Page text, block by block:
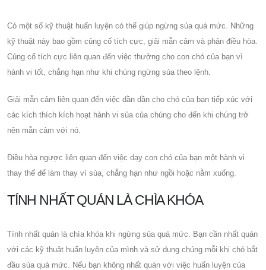
Có một số kỹ thuật huấn luyện có thể giúp ngừng sủa quá mức. Những
kỹ thuật này bao gồm củng cố tích cực, giải mẫn cảm và phản điều hòa.
Củng cố tích cực liên quan đến việc thưởng cho con chó của bạn vì
hành vi tốt, chẳng hạn như khi chúng ngừng sủa theo lệnh.
Giải mẫn cảm liên quan đến việc dần dần cho chó của bạn tiếp xúc với
các kích thích kích hoạt hành vi sủa của chúng cho đến khi chúng trở
nên mẫn cảm với nó.
Điều hòa ngược liên quan đến việc dạy con chó của bạn một hành vi
thay thế để làm thay vì sủa, chẳng hạn như ngồi hoặc nằm xuống.
TÍNH NHẤT QUÁN LÀ CHÌA KHÓA
Tính nhất quán là chìa khóa khi ngừng sủa quá mức. Bạn cần nhất quán
với các kỹ thuật huấn luyện của mình và sử dụng chúng mỗi khi chó bắt
đầu sủa quá mức. Nếu bạn không nhất quán với việc huấn luyện của